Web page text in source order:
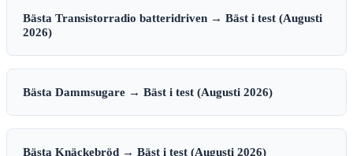
Bästa Transistorradio batteridriven → Bäst i test (Augusti
2026)
Bästa Dammsugare → Bäst i test (Augusti 2026)
Bästa Knäckebröd → Bäst i test (Augusti 2026)